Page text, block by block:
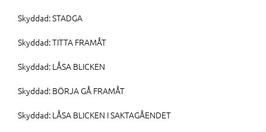
Skyddad: STADGA
Skyddad: TITTA FRAMÅT
Skyddad: LÅSA BLICKEN
Skyddad: BÖRJA GÅ FRAMÅT
Skyddad: LÅSA BLICKEN I SAKTAGÅENDET